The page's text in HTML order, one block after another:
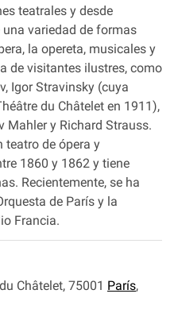
teatrales y desde
variedad de formas
la opereta, musicales y
de visitantes ilustres, como
Igor Stravinsky (cuya
du Châtelet en 1911),
Mahler y Richard Strauss.
teatro de ópera y
1860 y 1862 y tiene
Recientemente, se ha
de París y la
Francia.
Châtelet, 75001 París,